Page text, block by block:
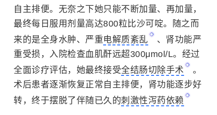
自主排便。无奈之下她只能不断加量、再加量，
最终每日服用剂量高达800粒比沙可啶。随之而
来的是全身水肿、严重电解质紊乱
、肾功能严
重受损，入院检查血肌酐远超300μmol/L。经过
全面诊疗评估，她最终接受全结肠切除手术
。
术后患者逐渐恢复正常自主排便，肾功能逐步好
转，终于摆脱了伴随已久的刺激性泻药依赖